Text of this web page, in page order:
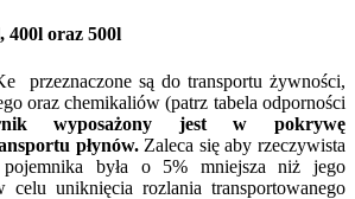
400l oraz 500l
przeznaczone są do transportu żywności,
oraz chemikaliów (patrz tabela odporności
wyposażony jest w pokrywę
płynów.Zaleca się aby rzeczywista
pojemnika była o 5% mniejsza niż jego
celu uniknięcia rozlania transportowanego